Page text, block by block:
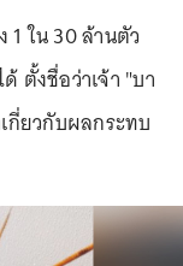
1 ใน 30 ล้านตัว
ตั้งชื่อว่าเจ้า "บา
กี่ยวกับผลกระทบ